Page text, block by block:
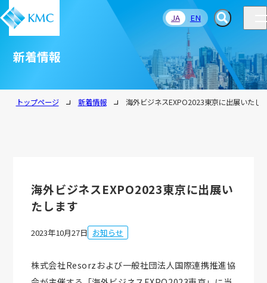
JA EN
新着情報
トップページ 新着情報 海外ビジネスEXPO2023東京に出展いたし
海外ビジネスEXPO2023東京に出展い
たします
2023年10月27日 お知らせ
株式会社Resorzおよび一般社団法人国際連携推進協